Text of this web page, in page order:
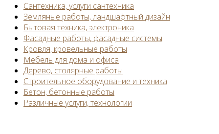
Сантехника, услуги сантехника
Земляные работы, ландшафтный дизайн
Бытовая техника, электроника
Фасадные работы, фасадные системы
Кровля, кровельные работы
Мебель для дома и офиса
Дерево, столярные работы
Строительное оборудование и техника
Бетон, бетонные работы
Различные услуги, технологии